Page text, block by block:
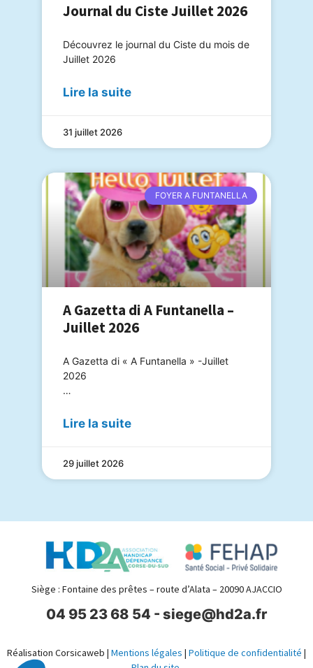
Journal du Ciste Juillet 2026
Découvrez le journal du Ciste du mois de
Juillet 2026
Lire la suite
31 juillet 2026
FOYER A FUNTANELLA
A Gazetta di A Funtanella –
Juillet 2026
A Gazetta di « A Funtanella » -Juillet
2026
…
Lire la suite
29 juillet 2026
Siège : Fontaine des prêtes – route d’Alata – 20090 AJACCIO
04 95 23 68 54 - siege@hd2a.fr
Réalisation Corsicaweb | Mentions légales | Politique de confidentialité |